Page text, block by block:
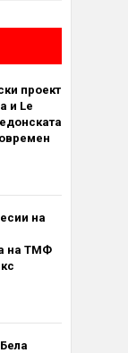
проект
и Le
на
на ТМФ